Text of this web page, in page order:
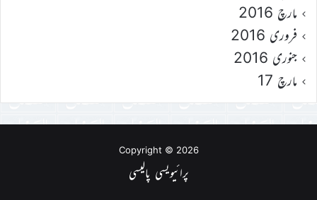
مارچ 2016
فروری 2016
جنوری 2016
مارچ 17
Copyright © 2026
پرائیویسی پالیسی